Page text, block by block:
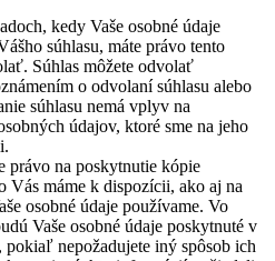
kedy Vaše osobné údaje
súhlasu, máte právo tento
Súhlas môžete odvolať
o odvolaní súhlasu alebo
súhlasu nemá vplyv na
údajov, ktoré sme na jeho
právo na poskytnutie kópie
Vás máme k dispozícii, ako aj na
osobné údaje používame. Vo
Vaše osobné údaje poskytnuté v
nepožadujete iný spôsob ich